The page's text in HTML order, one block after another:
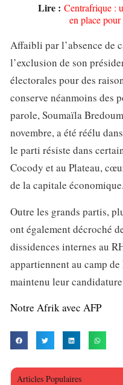
Lire : Centrafrique :
en place
Affaibli par l’absence de
l’exclusion de son
électorales pour des
conserve néanmoins des
parole, Soumaïla
novembre, a été réélu
le parti résiste dans
Cocody et au Plateau,
de la capitale économique.
Outre les grands partis,
ont également décroché
dissidences internes au
appartiennent au camp
maintenu leur
Notre Afrik avec AFP
Articles Populaires